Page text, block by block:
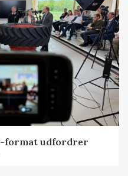
format udfordrer